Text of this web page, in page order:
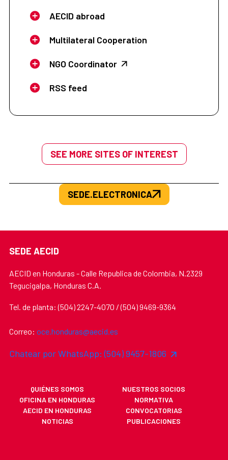
AECID abroad
Multilateral Cooperation
NGO Coordinator
RSS feed
SEE MORE SITES OF INTEREST
SEDE.ELECTRONICA
SEDE AECID
AECID en Honduras - Calle Republica de Colombia, N.2329
Tegucigalpa, Honduras C.A.
Tel. de planta: (504) 2247-4070 / (504) 9469-9364
Correo: oce.honduras@aecid.es
Chatear por WhatsApp: (504) 9457-1806
QUIÉNES SOMOS
NUESTROS SOCIOS
OFICINA EN HONDURAS
NORMATIVA
AECID EN HONDURAS
CONVOCATORIAS
NOTICIAS
PUBLICACIONES